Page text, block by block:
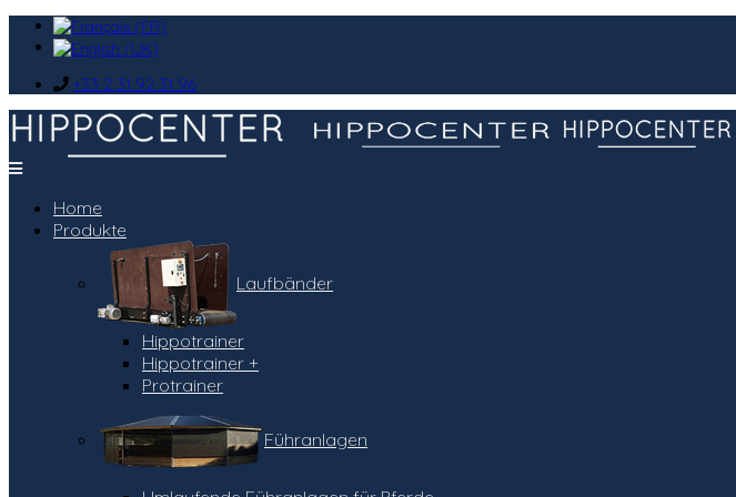
+33 2 31 92 31 96
Home
Produkte
Laufbänder
Hippotrainer
Hippotrainer +
Protrainer
Führanlagen